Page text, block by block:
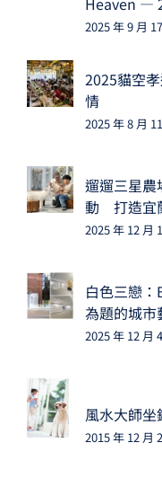
2025 年 9 月
2025貓空
情
2025 年 8 月
遛遛三星農
動 打造宜
2025 年 12 月
白色三戀
為題的城市
2025 年 12 月
風水大師坐
2015 年 12 月